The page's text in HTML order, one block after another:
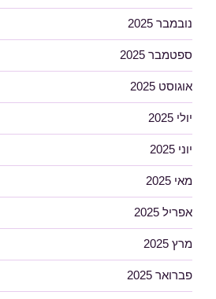
נובמבר 2025
ספטמבר 2025
אוגוסט 2025
יולי 2025
יוני 2025
מאי 2025
אפריל 2025
מרץ 2025
פברואר 2025